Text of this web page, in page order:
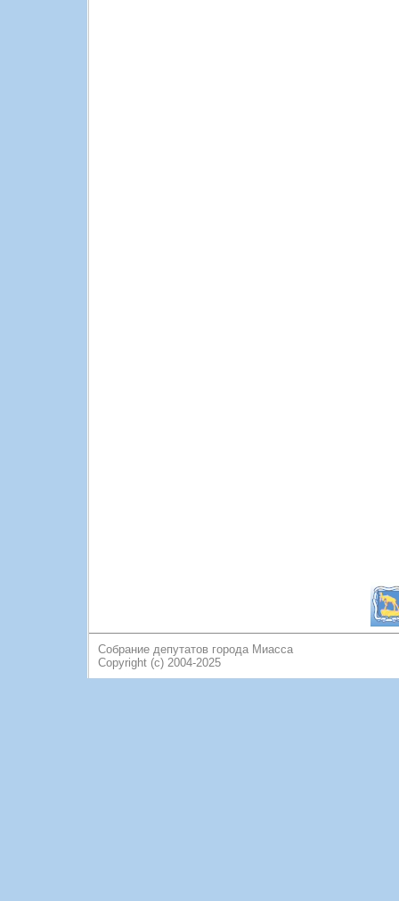
Собрание депутатов города Миасса
Copyright (c) 2004-2025